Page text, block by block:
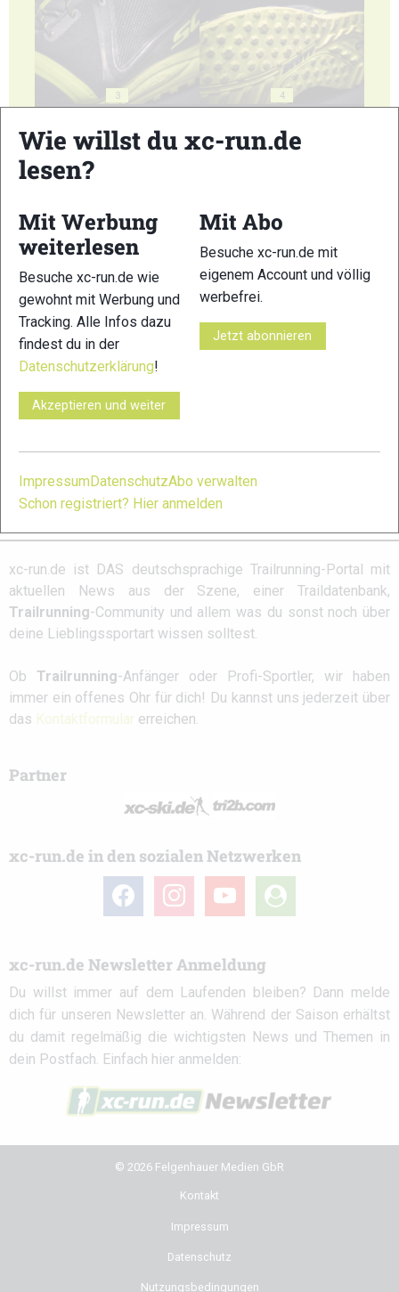
3 4
5 6
© Bilder 1 - 6: Felgenhauer / Woidlife Photography;
VERWANDTE ARTIKEL
Schreibe einen Kommentar
xc-run.de ist DAS deutschsprachige Trailrunning-Portal mit
aktuellen News aus der Szene, einer Traildatenbank,
Trailrunning-Community und allem was du sonst noch über
deine Lieblingssportart wissen solltest.
Ob Trailrunning-Anfänger oder Profi-Sportler, wir haben
immer ein offenes Ohr für dich! Du kannst uns jederzeit über
das Kontaktformular erreichen.
Partner
xc-run.de in den sozialen Netzwerken
facebook instagramyoutube
user-
circle
xc-run.de Newsletter Anmeldung
Du willst immer auf dem Laufenden bleiben? Dann melde
dich für unseren Newsletter an. Während der Saison erhältst
du damit regelmäßig die wichtigsten News und Themen in
dein Postfach. Einfach hier anmelden:
© 2026 Felgenhauer Medien GbR
Kontakt
Impressum
Datenschutz
Nutzungsbedingungen
Wie willst du xc-run.de
lesen?
Mit Werbung
weiterlesen
Besuche xc-run.de wie
gewohnt mit Werbung und
Tracking. Alle Infos dazu
findest du in der
Datenschutzerklärung!
Akzeptieren und weiter
Mit Abo
Besuche xc-run.de mit
eigenem Account und völlig
werbefrei.
Jetzt abonnieren
ImpressumDatenschutzAbo verwalten
Schon registriert? Hier anmelden